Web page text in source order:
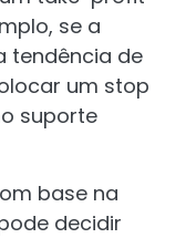
se a
tendência de
um stop
suporte
base na
decidir